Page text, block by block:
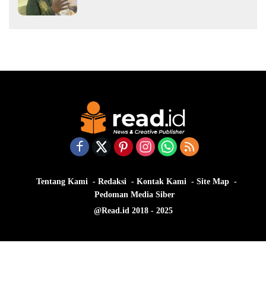
Tentang Kami Redaksi Kontak Kami
Site Map
Pedoman Media Siber
@Read.id 2018 - 2025